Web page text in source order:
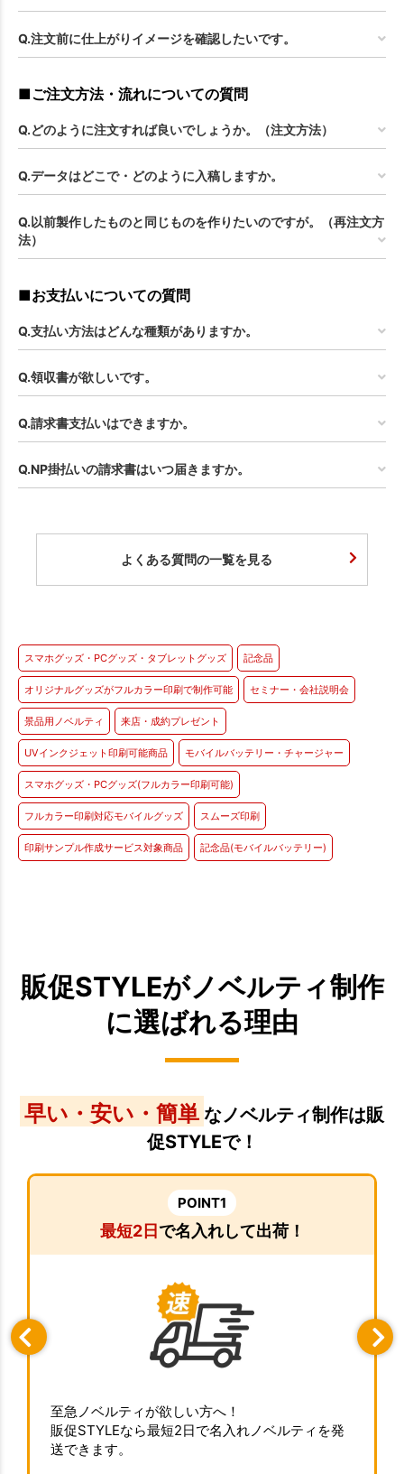
Q.注文前に仕上がりイメージを確認したいです。
■ご注文方法・流れについての質問
Q.どのように注文すれば良いでしょうか。（注文方法）
Q.データはどこで・どのように入稿しますか。
Q.以前製作したものと同じものを作りたいのですが。（再注文方
法）
■お支払いについての質問
Q.支払い方法はどんな種類がありますか。
Q.領収書が欲しいです。
Q.請求書支払いはできますか。
Q.NP掛払いの請求書はいつ届きますか。
よくある質問の一覧を見る
スマホグッズ・PCグッズ・タブレットグッズ 記念品
オリジナルグッズがフルカラー印刷で制作可能 セミナー・会社説明会
景品用ノベルティ 来店・成約プレゼント
UVインクジェット印刷可能商品 モバイルバッテリー・チャージャー
スマホグッズ・PCグッズ(フルカラー印刷可能)
フルカラー印刷対応モバイルグッズ スムーズ印刷
印刷サンプル作成サービス対象商品 記念品(モバイルバッテリー)
販促STYLEがノベルティ制作
に選ばれる理由
早い・安い・簡単 なノベルティ制作は販
促STYLEで！
POINT1
最短2日で名入れして出荷！
至急ノベルティが欲しい方へ！
販促STYLEなら最短2日で名入れノベルティを発
送できます。